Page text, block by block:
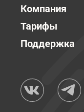
Компания
Тарифы
Поддержка